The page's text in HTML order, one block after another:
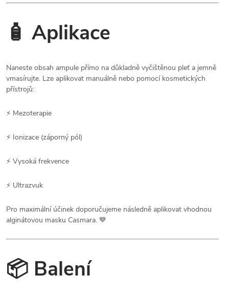
🧴 Aplikace
Naneste obsah ampule přímo na důkladně vyčištěnou pleť a jemně
vmasírujte. Lze aplikovat manuálně nebo pomocí kosmetických
přístrojů:
⚡ Mezoterapie
⚡ Ionizace (záporný pól)
⚡ Vysoká frekvence
⚡ Ultrazvuk
Pro maximální účinek doporučujeme následně aplikovat vhodnou
alginátovou masku Casmara. 💙
📦 Balení